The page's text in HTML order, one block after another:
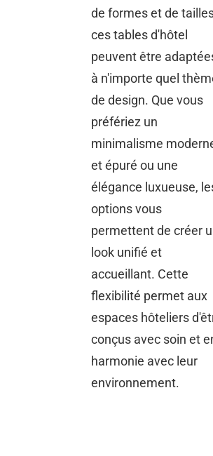
de formes et de
ces tables d'hôtel
peuvent être
à n'importe quel
de design. Que vous
préfériez un
minimalisme
et épuré ou une
élégance luxueuse,
options vous
permettent de créer
look unifié et
accueillant. Cette
flexibilité permet aux
espaces hôteliers
conçus avec soin et
harmonie avec leur
environnement.